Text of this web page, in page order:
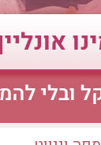
• אירוודה